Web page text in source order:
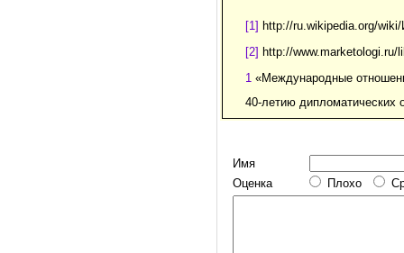
[1] http://ru.wikipedia.org/
[2] http://www.marketologi.ru/
1 «Международные
40-летию дипломатических
Имя
Оценка
Плохо